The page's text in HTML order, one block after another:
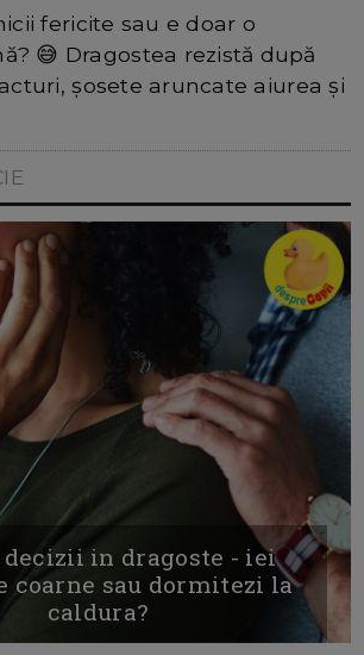
fericite sau e doar o
😅 Dragostea rezistă după
șosete aruncate aiurea și
decizii in dragoste - iei
coarne sau dormitezi la
caldura?